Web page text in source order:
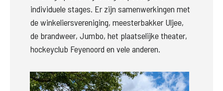
individuele stages. Er zijn samenwerkingen met
de winkeliersvereniging, meesterbakker Uljee,
de brandweer, Jumbo, het plaatselijke theater,
hockeyclub Feyenoord en vele anderen.